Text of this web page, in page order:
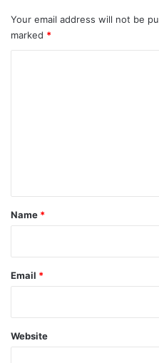
Your email address will not be
marked *
*
Name *
Email *
Website